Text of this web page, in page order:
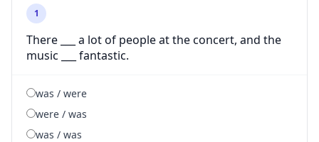
1
There ___ a lot of people at the concert, and the
music ___ fantastic.
was / were
were / was
was / was